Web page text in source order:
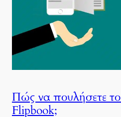
Πώς να πουλήσετε
Flipbook;